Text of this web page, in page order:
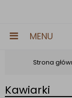
MENU
Strona
Kawiarki